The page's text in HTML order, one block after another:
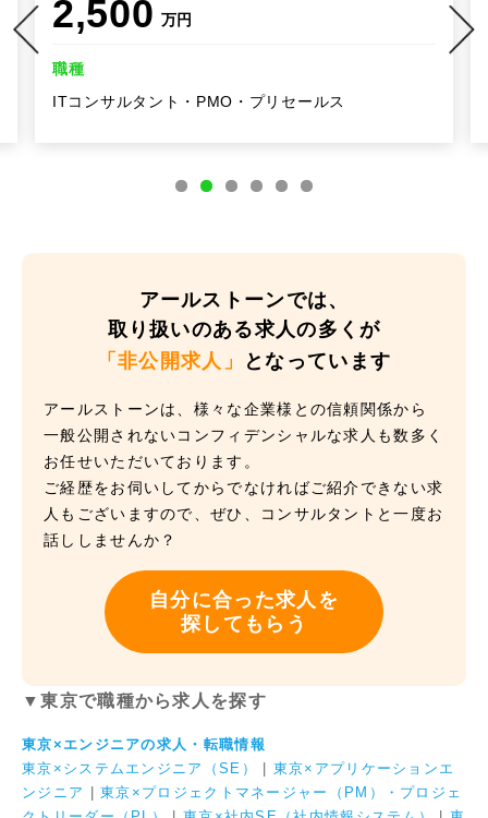
2,500 万円
職種
ITコンサルタント・PMO・プリセールス
アールストーンでは、
取り扱いのある求人の多くが
「非公開求人」
となっています
アールストーンは、様々な企業様との信頼関係から
一般公開されないコンフィデンシャルな求人も数多く
お任せいただいております。
ご経歴をお伺いしてからでなければご紹介できない求
人もございますので、ぜひ、コンサルタントと一度お
話ししませんか？
自分に合った求人を
探してもらう
▼東京で職種から求人を探す
東京×エンジニアの求人・転職情報
東京×システムエンジニア（SE）
東京×アプリケーションエ
ンジニア
|東京×プロジェクトマネージャー（PM）・プロジェ